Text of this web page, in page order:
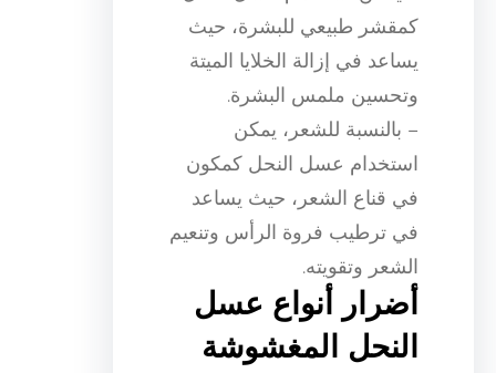
كمقشر طبيعي للبشرة، حيث
يساعد في إزالة الخلايا الميتة
وتحسين ملمس البشرة.
– بالنسبة للشعر، يمكن
استخدام عسل النحل كمكون
في قناع الشعر، حيث يساعد
في ترطيب فروة الرأس وتنعيم
الشعر وتقويته.
أضرار أنواع عسل
النحل المغشوشة